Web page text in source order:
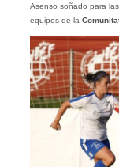
Asenso soñado para
equipos de la